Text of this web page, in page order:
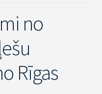
no
Rīgas